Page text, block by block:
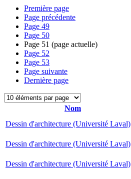
Première page
Page précédente
Page 49
Page 50
Page 51 (page actuelle)
Page 52
Page 53
Page suivante
Dernière page
Nom
Dessin d'architecture (Université Laval)
Dessin d'architecture (Université Laval)
Dessin d'architecture (Université Laval)